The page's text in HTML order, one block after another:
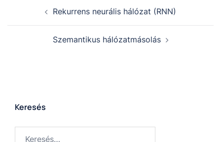
Rekurrens neurális hálózat (RNN)
Szemantikus hálózatmásolás
Keresés